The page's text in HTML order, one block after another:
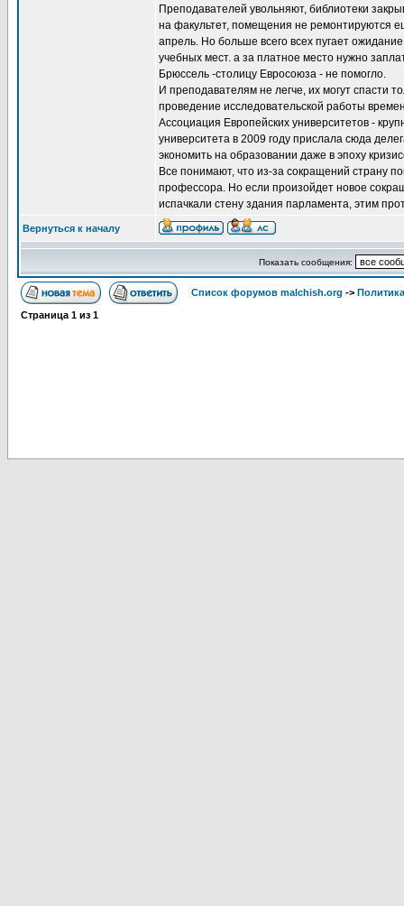
Преподавателей увольняют, библиотеки
на факультет, помещения не ремонтируются
апрель. Но больше всего всех пугает
учебных мест. а за платное место нужно
Брюссель -столицу Евросоюза - не помогло.
И преподавателям не легче, их могут спасти
проведение исследовательской работы
Ассоциация Европейских университетов -
университета в 2009 году прислала сюда
экономить на образовании даже в эпоху
Все понимают, что из-за сокращений страну
профессора. Но если произойдет новое
испачкали стену здания парламента, этим
Вернуться к началу
Показать сообщения:
Список форумов malchish.org ->
Страница 1 из 1